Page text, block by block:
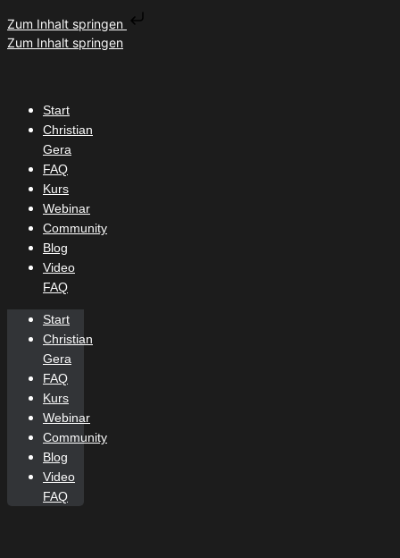
Zum Inhalt springen
Zum Inhalt springen
Start
Christian
Gera
FAQ
Kurs
Webinar
Community
Blog
Video
FAQ
Start
Christian
Gera
FAQ
Kurs
Webinar
Community
Blog
Video
FAQ